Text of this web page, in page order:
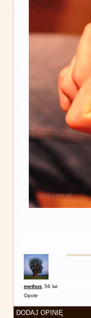
methos 56 lat
Opole
DODAJ OPINIĘ